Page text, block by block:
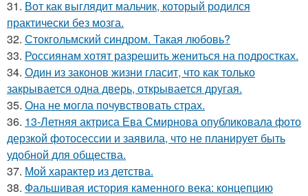
31. Вот как выглядит мальчик, который родился
практически без мозга.
32. Стокгольмский синдром. Такая любовь?
33. Россиянам хотят разрешить жениться на подростках.
34. Один из законов жизни гласит, что как только
закрывается одна дверь, открывается другая.
35. Она не могла почувствовать страх.
36. 13-Летняя актриса Ева Смирнова опубликовала фото
дерзкой фотосессии и заявила, что не планирует быть
удобной для общества.
37. Мой характер из детства.
38. Фальшивая история каменного века: концепцию